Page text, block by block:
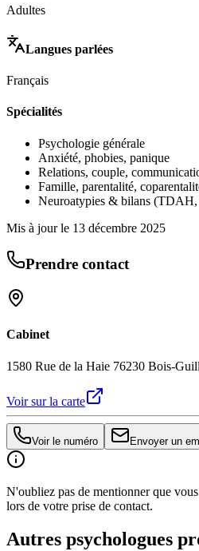
Adultes
Langues parlées
Français
Spécialités
Psychologie générale
Anxiété, phobies, panique
Relations, couple,
Famille, parentalité,
Neuroatypies & bilans
Mis à jour le 13 décembre 2025
Prendre contact
Cabinet
1580 Rue de la Haie 76230 Bois-
Voir sur la carte
Voir le numéro Envoyer un
N'oubliez pas de mentionner que
lors de votre prise de contact.
Autres psychologues